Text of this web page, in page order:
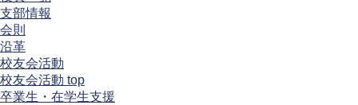
支部情報
会則
沿革
校友会活動
校友会活動 top
卒業生・在学生支援